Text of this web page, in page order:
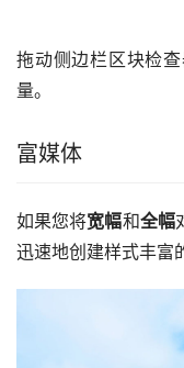
拖动侧边栏区块检
量。
富媒体
如果您将宽幅和全幅
迅速地创建样式丰富